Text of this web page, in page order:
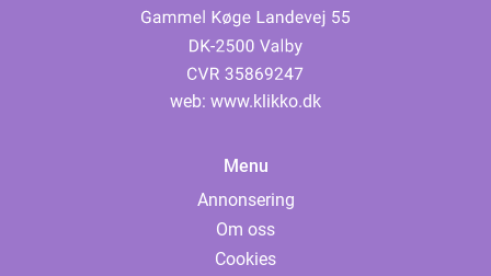
web: www.klikko.dk
Menu
Annonsering
Om oss
Cookies